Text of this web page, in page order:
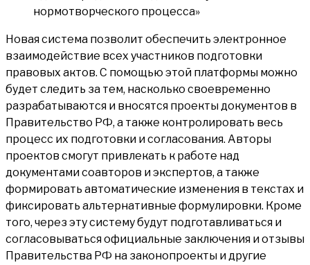
Новая система позволит обеспечить электронное
взаимодействие всех участников подготовки
правовых актов. С помощью этой платформы можно
будет следить за тем, насколько своевременно
разрабатываются и вносятся проекты документов в
Правительство РФ, а также контролировать весь
процесс их подготовки и согласования. Авторы
проектов смогут привлекать к работе над
документами соавторов и экспертов, а также
формировать автоматические изменения в текстах и
фиксировать альтернативные формулировки. Кроме
того, через эту систему будут подготавливаться и
согласовываться официальные заключения и отзывы
Правительства РФ на законопроекты и другие